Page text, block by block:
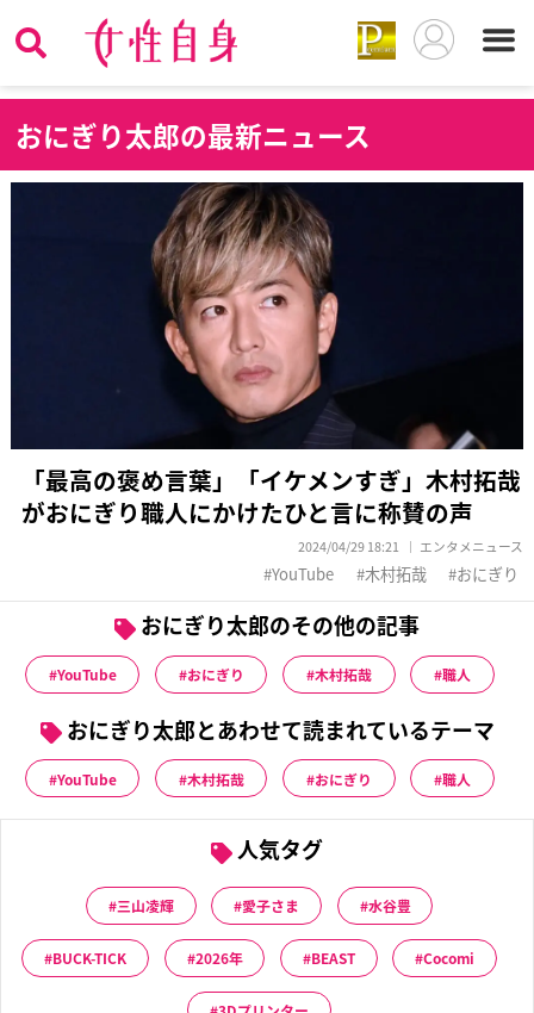
おにぎり太郎の最新ニュース
「最高の褒め言葉」「イケメンすぎ」木村拓哉
がおにぎり職人にかけたひと言に称賛の声
2024/04/29 18:21 エンタメニュース
YouTube 木村拓哉 おにぎり
おにぎり太郎のその他の記事
YouTube おにぎり 木村拓哉 職人
おにぎり太郎とあわせて読まれているテーマ
YouTube 木村拓哉 おにぎり 職人
人気タグ
三山凌輝 愛子さま 水谷豊
BUCK-TICK 2026年 BEAST Cocomi